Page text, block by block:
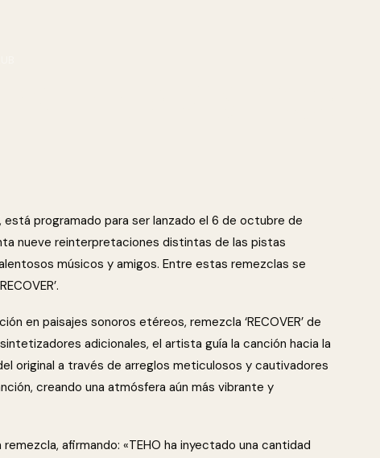
está programado para ser lanzado el 6 de octubre de
nueve reinterpretaciones distintas de las pistas
músicos y amigos. Entre estas remezclas se
en paisajes sonoros etéreos, remezcla ‘RECOVER’ de
adicionales, el artista guía la canción hacia la
original a través de arreglos meticulosos y cautivadores
creando una atmósfera aún más vibrante y
afirmando: «TEHO ha inyectado una cantidad